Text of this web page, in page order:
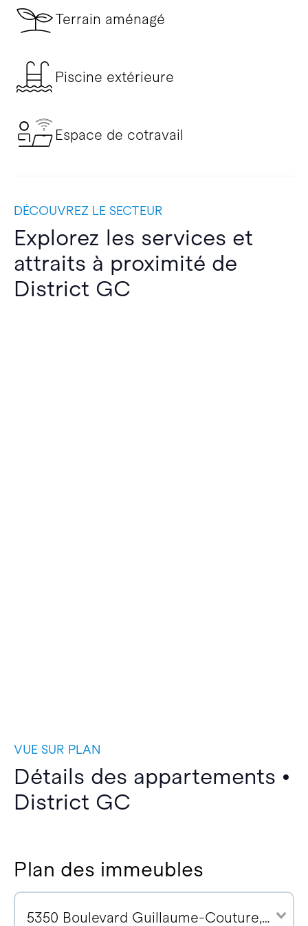
Terrain aménagé
Piscine extérieure
Espace de cotravail
DÉCOUVREZ LE SECTEUR
Explorez les services et
attraits à proximité de
District GC
VUE SUR PLAN
Détails des appartements •
District GC
Plan des immeubles
5350 Boulevard Guillaume-Couture, G6V 4Z2 (67)